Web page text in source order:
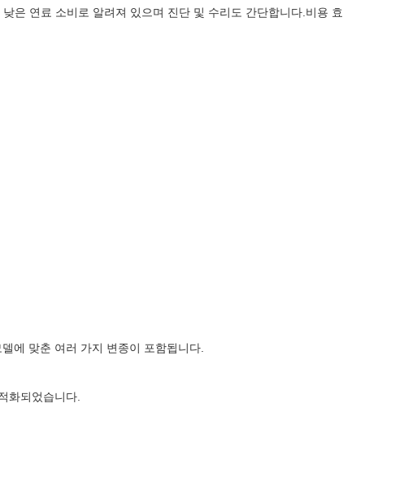
은 연료 소비로 알려져 있으며 진단 및 수리도 간단합니다.비용 효
에 맞춘 여러 가지 변종이 포함됩니다.
화되었습니다.